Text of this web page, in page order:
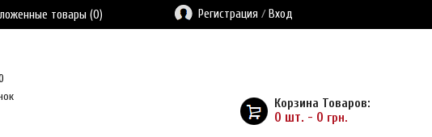
товары (0) Регистрация / Вход
Корзина Товаров:
0 шт. - 0 грн.